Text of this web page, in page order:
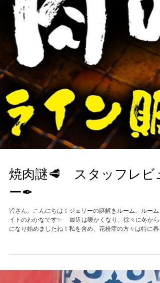
焼肉謎🥩 スタッフレビ
ー✒
になり始めましたね！私を含め、花粉症の方々は特に春
始まりを感じているのではないでしょうか？ さて、今